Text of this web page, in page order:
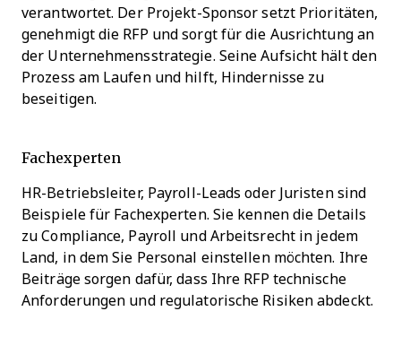
verantwortet. Der Projekt-Sponsor setzt Prioritäten,
genehmigt die RFP und sorgt für die Ausrichtung an
der Unternehmensstrategie. Seine Aufsicht hält den
Prozess am Laufen und hilft, Hindernisse zu
beseitigen.
Fachexperten
HR-Betriebsleiter, Payroll-Leads oder Juristen sind
Beispiele für Fachexperten. Sie kennen die Details
zu Compliance, Payroll und Arbeitsrecht in jedem
Land, in dem Sie Personal einstellen möchten. Ihre
Beiträge sorgen dafür, dass Ihre RFP technische
Anforderungen und regulatorische Risiken abdeckt.